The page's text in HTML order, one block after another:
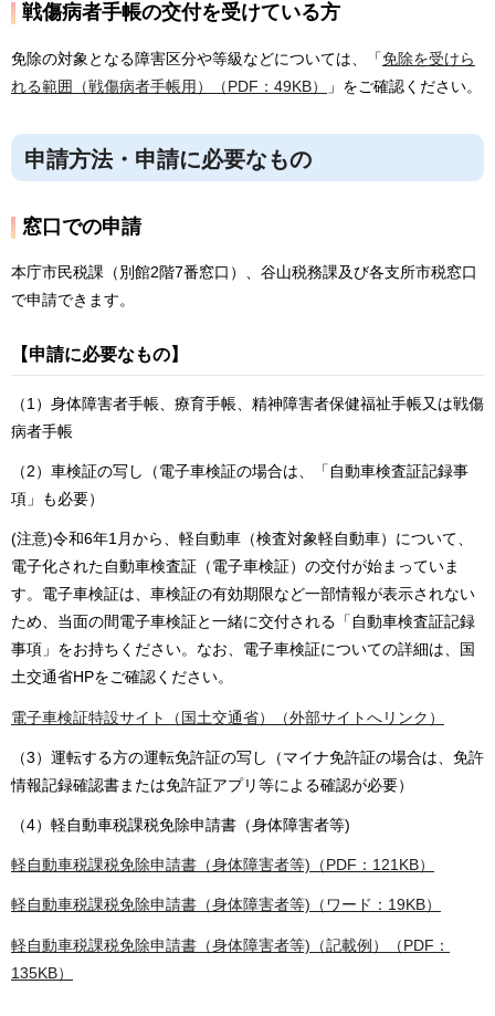
戦傷病者手帳の交付を受けている方
免除の対象となる障害区分や等級などについては、「免除を受けら
れる範囲（戦傷病者手帳用）（PDF：49KB）
」をご確認ください。
申請方法・申請に必要なもの
窓口での申請
本庁市民税課（別館2階7番窓口）、谷山税務課及び各支所市税窓口
で申請できます。
【申請に必要なもの】
（1）身体障害者手帳、療育手帳、精神障害者保健福祉手帳又は戦傷
病者手帳
（2）車検証の写し（電子車検証の場合は、「自動車検査証記録事
項」も必要）
(注意)令和6年1月から、軽自動車（検査対象軽自動車）について、
電子化された自動車検査証（電子車検証）の交付が始まっていま
す。電子車検証は、車検証の有効期限など一部情報が表示されない
ため、当面の間電子車検証と一緒に交付される「自動車検査証記録
事項」をお持ちください。なお、電子車検証についての詳細は、国
土交通省HPをご確認ください。
電子車検証特設サイト（国土交通省）（外部サイトへリンク）
（3）運転する方の運転免許証の写し（マイナ免許証の場合は、免許
情報記録確認書または免許証アプリ等による確認が必要）
（4）軽自動車税課税免除申請書（身体障害者等)
軽自動車税課税免除申請書（身体障害者等)（PDF：121KB）
軽自動車税課税免除申請書（身体障害者等)（ワード：19KB）
軽自動車税課税免除申請書（身体障害者等)（記載例）（PDF：
135KB）